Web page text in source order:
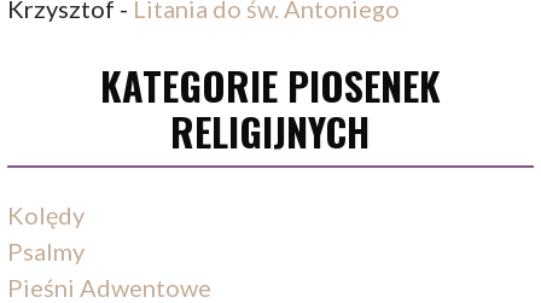
Krzysztof - Litania do św. Antoniego
KATEGORIE PIOSENEK
RELIGIJNYCH
Kolędy
Psalmy
Pieśni Adwentowe